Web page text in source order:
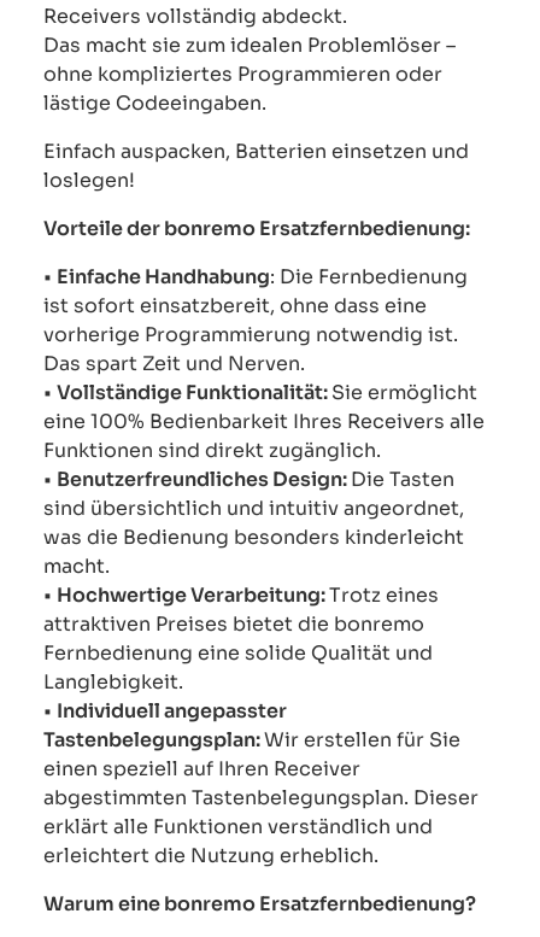
Receivers vollständig abdeckt.
Das macht sie zum idealen Problemlöser –
ohne kompliziertes Programmieren oder
lästige Codeeingaben.
Einfach auspacken, Batterien einsetzen und
loslegen!
Vorteile der bonremo Ersatzfernbedienung:
• Einfache Handhabung: Die Fernbedienung
ist sofort einsatzbereit, ohne dass eine
vorherige Programmierung notwendig ist.
Das spart Zeit und Nerven.
• Vollständige Funktionalität:Sie ermöglicht
eine 100% Bedienbarkeit Ihres Receivers alle
Funktionen sind direkt zugänglich.
• Benutzerfreundliches Design:Die Tasten
sind übersichtlich und intuitiv angeordnet,
was die Bedienung besonders kinderleicht
macht.
• Hochwertige Verarbeitung:Trotz eines
attraktiven Preises bietet die bonremo
Fernbedienung eine solide Qualität und
Langlebigkeit.
• Individuell angepasster
Tastenbelegungsplan:Wir erstellen für Sie
einen speziell auf Ihren Receiver
abgestimmten Tastenbelegungsplan. Dieser
erklärt alle Funktionen verständlich und
erleichtert die Nutzung erheblich.
Warum eine bonremo Ersatzfernbedienung?